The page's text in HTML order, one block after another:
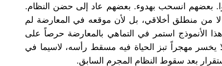
بعضهم انسحب بهدوء. بعضهم عاد إلى حضن النظام.
لا من منطلق أخلاقي، بل لأن موقعه في المعارضة لم
الأنموذج استمر في التماهي بالمعارضة حرصاً على
يخسر مهجراً تبز الحياة فيه مسقط رأسه، لاسيما في
بعد سقوط النظام المجرم السابق.